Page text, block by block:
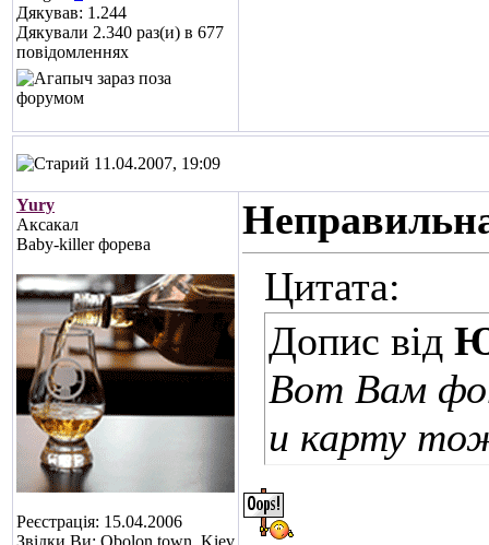
Дякував: 1.244
Дякували 2.340 раз(и) в 677
повідомленнях
11.04.2007, 19:09
Yury
Аксакал
Baby-killer форева
Реєстрація: 15.04.2006
Звідки Ви: Obolon town, Kiev
Цитата:
Допис від
Вот Вам
и карту